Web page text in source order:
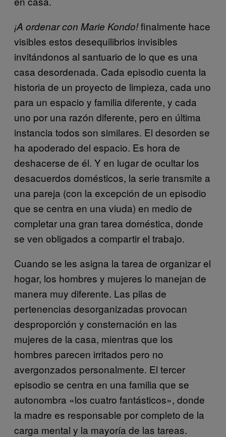
¡A ordenar con Marie Kondo!finalmente hace
visibles estos desequilibrios invisibles
invitándonos al santuario de lo que es una
casa desordenada. Cada episodio cuenta la
historia de un proyecto de limpieza, cada uno
para un espacio y familia diferente, y cada
uno por una razón diferente, pero en última
instancia todos son similares. El desorden se
ha apoderado del espacio. Es hora de
deshacerse de él. Y en lugar de ocultar los
desacuerdos domésticos, la serie transmite a
una pareja (con la excepción de un episodio
que se centra en una viuda) en medio de
completar una gran tarea doméstica, donde
se ven obligados a compartir el trabajo.
Cuando se les asigna la tarea de organizar el
hogar, los hombres y mujeres lo manejan de
manera muy diferente. Las pilas de
pertenencias desorganizadas provocan
desproporción y consternación en las
mujeres de la casa, mientras que los
hombres parecen irritados pero no
avergonzados personalmente. El tercer
episodio se centra en una familia que se
autonombra «los cuatro fantásticos», donde
la madre es responsable por completo de la
carga mental y la mayoría de las tareas.